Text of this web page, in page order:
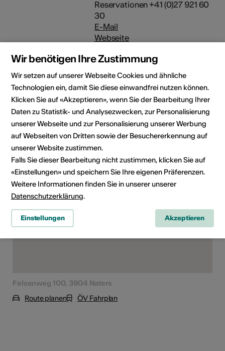
Reservationen +41 (0)27 921 60
30
E-Mail
Webseite
Rubrik
Art der Veranstaltung
Ausstellung
Altersfreigabe
Für alle
Veranstaltungsort
Felsenweg 100, 3904 Naters
Route planen
ÖV Fahrplan
Wir benötigen Ihre Zustimmung
Wir setzen auf unserer Webseite Cookies und ähnliche
Technologien ein, damit Sie diese einwandfrei nutzen können.
Klicken Sie auf «Akzeptieren», wenn Sie der Bearbeitung Ihrer
Daten zu Statistik- und Analysezwecken, zur Personalisierung
unserer Webseite und zur Personalisierung unserer Werbung
auf Webseiten von Dritten sowie der Besuchererkennung auf
unserer Website zustimmen.
Falls Sie dieser Bearbeitung nicht zustimmen, klicken Sie auf
«Einstellungen» und speichern Sie Ihre eigenen Präferenzen.
Weitere Informationen finden Sie in unserer unserer
Datenschutzerklärung.
Einstellungen Akzeptieren